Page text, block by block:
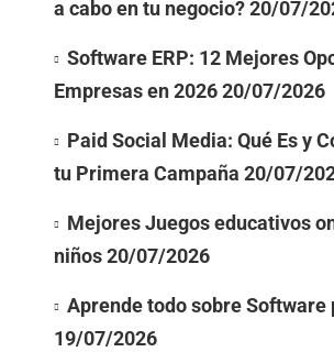
a cabo en tu negocio?20/07/
Software ERP: 12 Mejores
Empresas en 202620/07/2026
Paid Social Media: Qué Es y
tu Primera Campaña 20/07/
Mejores Juegos educativos
niños20/07/2026
Aprende todo sobre
19/07/2026